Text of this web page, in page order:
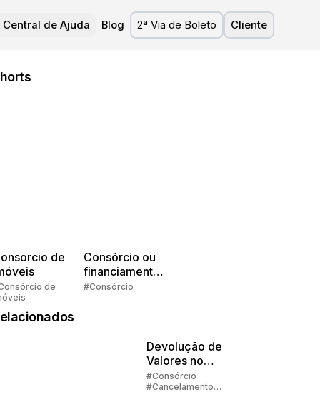
Central de Ajuda Blog 2ª Via de Boleto Cliente
de
de
Consórcio ou
financiamento?
Quem pensa
#Consórcio
Devolução de
Valores no
Consórcio -
Parte 1
#Consórcio
#Cancelamento